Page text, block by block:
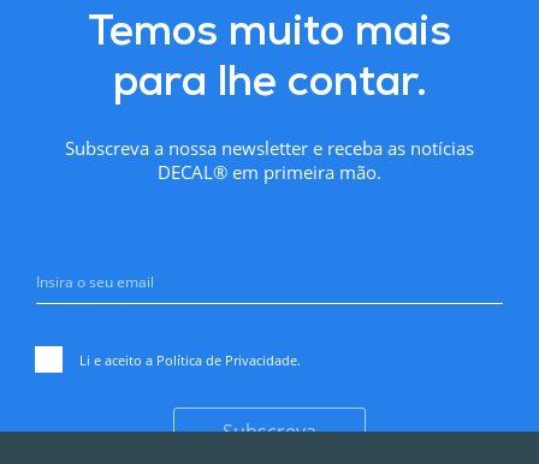
Temos muito mais
para lhe contar.
Subscreva a nossa newsletter e receba as notícias
DECAL® em primeira mão.
Li e aceito a Política de Privacidade.
Subscreva